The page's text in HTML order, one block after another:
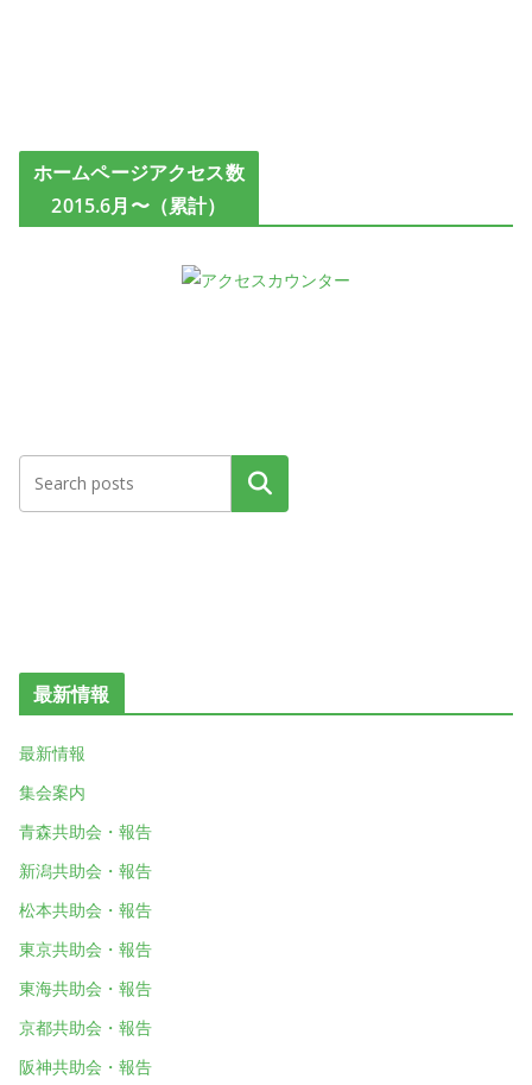
ホームページアクセス数
2015.6月〜（累計）
検索
最新情報
最新情報
集会案内
青森共助会・報告
新潟共助会・報告
松本共助会・報告
東京共助会・報告
東海共助会・報告
京都共助会・報告
阪神共助会・報告